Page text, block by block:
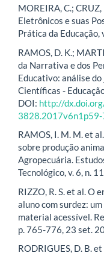
MOREIRA, C.;
Eletrônicos e suas
Prática da Educação,
RAMOS, D. K.;
da Narrativa e dos
Educativo: análise
Científicas -
DOI: http://
RAMOS, I. M. M. et
sobre produção
Agropecuária.
Tecnológico, v. 6, n.
RIZZO, R. S. et al. O
aluno com surdez:
material acessível.
p. 765-776, 23 set.
RODRIGUES, D. B.